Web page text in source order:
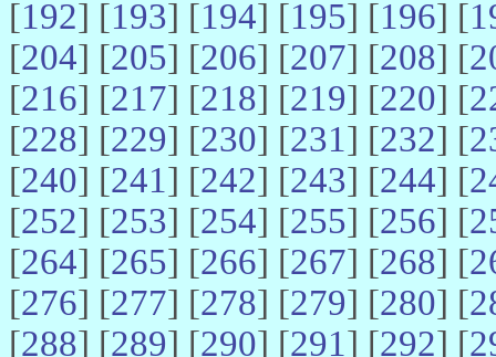
[192] [193] [194] [195] [196] [
[204] [205] [206] [207] [208] [
[216] [217] [218] [219] [220] [
[228] [229] [230] [231] [232] [
[240] [241] [242] [243] [244] [
[252] [253] [254] [255] [256] [
[264] [265] [266] [267] [268] [
[276] [277] [278] [279] [280] [
[288] [289] [290] [291] [292] [